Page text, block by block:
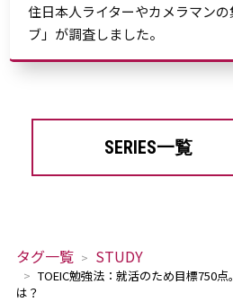
住日本人ライターやカメラマン
ブ」が調査しました。
SERIES一覧
タグ一覧 STUDY
TOEIC勉強法：就活のため目標750
は？